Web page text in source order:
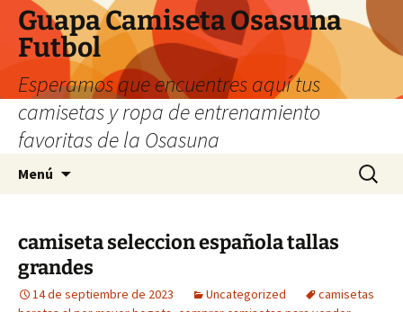
Guapa Camiseta Osasuna
Futbol
Esperamos que encuentres aquí tus
camisetas y ropa de entrenamiento
favoritas de la Osasuna
Menú Buscar:
camiseta seleccion española tallas
grandes
14 de septiembre de 2023 Uncategorized
camisetas